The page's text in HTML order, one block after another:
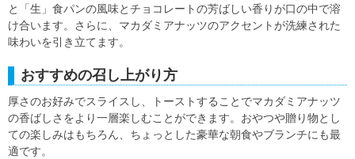
と「生」食パンの風味とチョコレートの芳ばしい香りが口の中で溶
け合います。さらに、マカダミアナッツのアクセントが洗練された
味わいを引き立てます。
おすすめの召し上がり方
厚さのお好みでスライスし、トーストすることでマカダミアナッツ
の香ばしさをより一層楽しむことができます。おやつや贈り物とし
ての楽しみはもちろん、ちょっとした豪華な朝食やブランチにも最
適です。